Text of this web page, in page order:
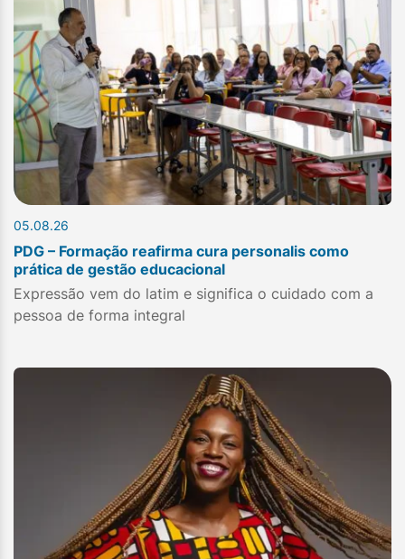
05.08.26
PDG – Formação reafirma cura personalis como
prática de gestão educacional
Expressão vem do latim e significa o cuidado com a
pessoa de forma integral